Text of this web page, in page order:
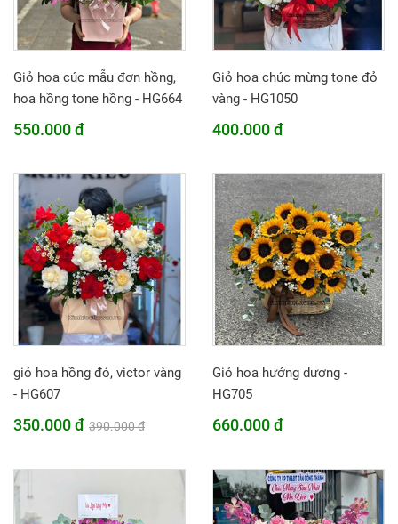
Giỏ hoa cúc mẫu đơn hồng,
hoa hồng tone hồng - HG664
550.000 đ
Giỏ hoa chúc mừng tone đỏ
vàng - HG1050
400.000 đ
giỏ hoa hồng đỏ, victor vàng
- HG607
350.000 đ 390.000 đ
Giỏ hoa hướng dương -
HG705
660.000 đ